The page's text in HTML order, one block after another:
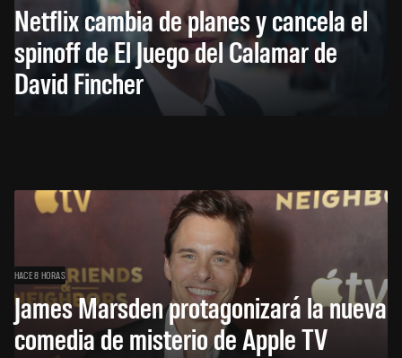
Netflix cambia de planes y cancela el
spinoff de El Juego del Calamar de
David Fincher
HACE 8 HORAS
James Marsden protagonizará la nueva
comedia de misterio de Apple TV